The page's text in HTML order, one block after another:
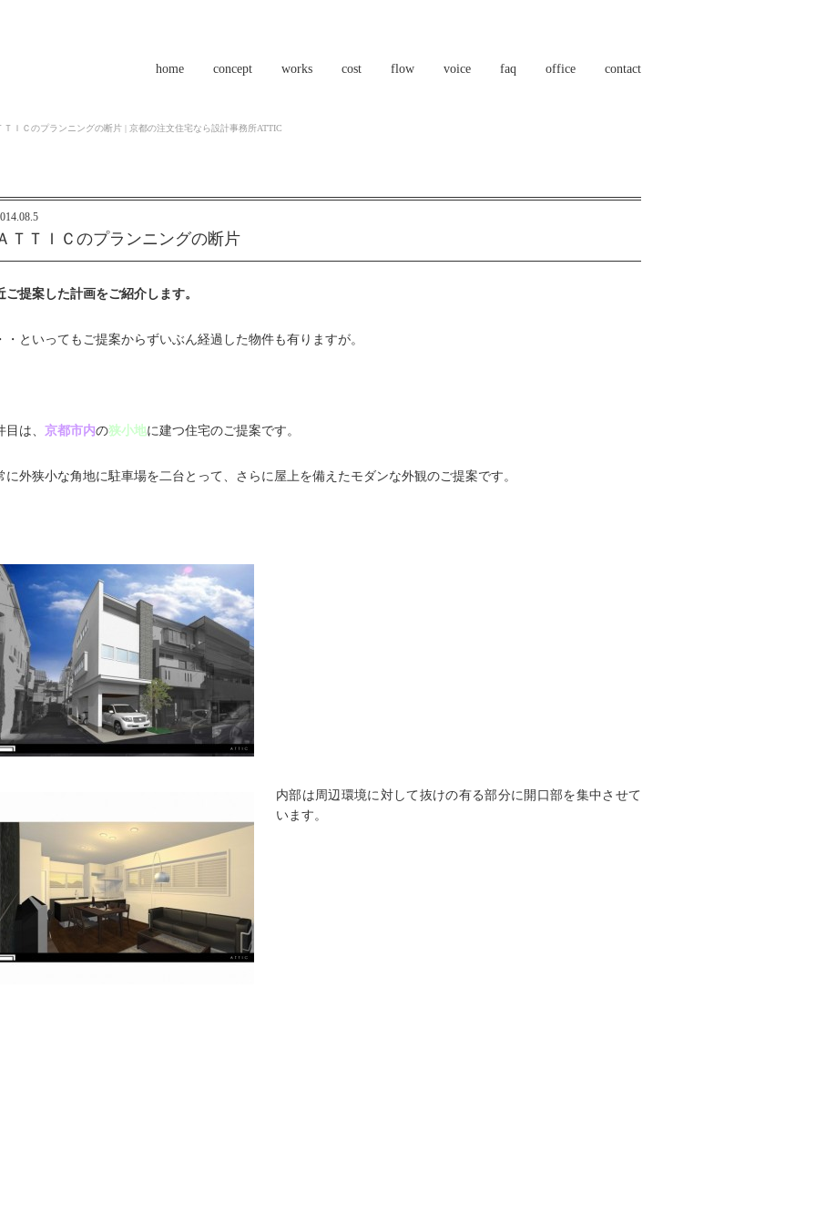
home concept works cost flow voice faq office contact
ＴＩＣのプランニングの断片 | 京都の注文住宅なら設計事務所ATTIC
ＴＴＩＣのプランニングの断片
ご提案した計画をご紹介します。
・といってもご提案からずいぶん経過した物件も有りますが。
目は、 京都市内の狭小地に建つ住宅のご提案です。
に外狭小な角地に駐車場を二台とって、さらに屋上を備えたモダンな外観のご提案です。
内部は周辺環境に対して抜けの有る部分に開口部を集中させて
います。